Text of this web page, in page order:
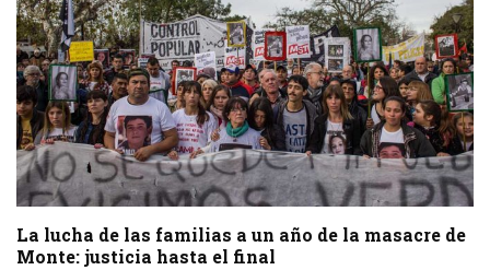
La lucha de las familias a un año de la masacre de
Monte: justicia hasta el final